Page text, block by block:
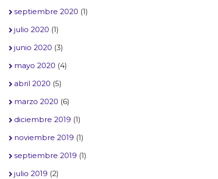
septiembre 2020 (1)
julio 2020 (1)
junio 2020 (3)
mayo 2020 (4)
abril 2020 (5)
marzo 2020 (6)
diciembre 2019 (1)
noviembre 2019 (1)
septiembre 2019 (1)
julio 2019 (2)